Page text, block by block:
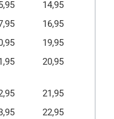
14,95
16,95
19,95
20,95
21,95
22,95